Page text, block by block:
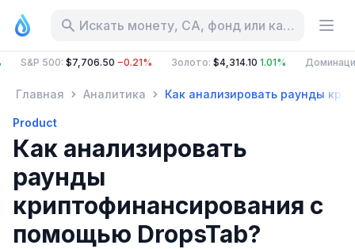
Искать монету, CA, фонд или категорию
500:$7,706.50 −0.21% Золото:$4,314.10 1.01% Доминация BTC
Главная Аналитика Как анализировать раунды
Product
Как анализировать
раунды
криптофинансирования с
помощью DropsTab?